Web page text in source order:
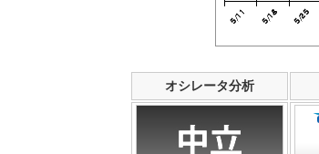
オシレータ分析